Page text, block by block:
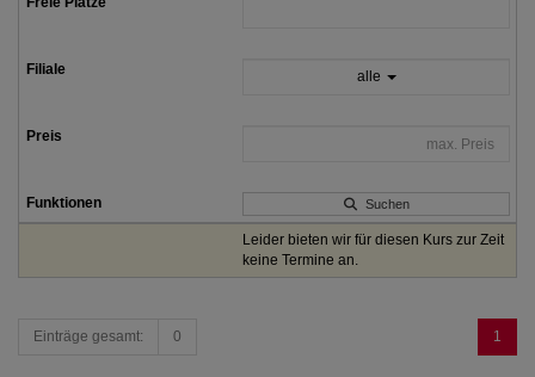
alle
Suchen
Leider bieten wir für diesen Kurs zur Zeit
keine Termine an.
1
Einträge gesamt: 0